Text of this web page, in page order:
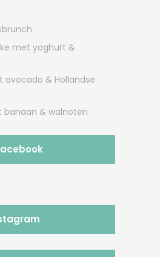
met yoghurt &
avocado & Hollandse
& walnoten